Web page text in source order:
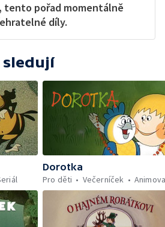
tento pořad momentálně
díly.
sledují
Dorotka
Pro děti
Večerníček